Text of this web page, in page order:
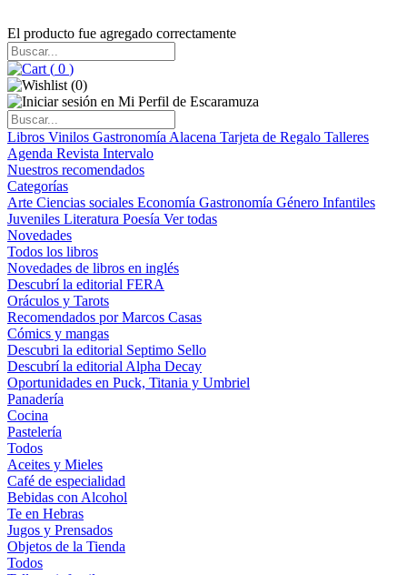
El producto fue agregado correctamente
( 0 )
(0)
Libros Vinilos Gastronomía Alacena Tarjeta de Regalo Talleres
Agenda Revista Intervalo
Nuestros recomendados
Categorías
Arte Ciencias sociales Economía Gastronomía Género Infantiles
Juveniles Literatura Poesía Ver todas
Novedades
Todos los libros
Novedades de libros en inglés
Descubrí la editorial FERA
Oráculos y Tarots
Recomendados por Marcos Casas
Cómics y mangas
Descubri la editorial Septimo Sello
Descubrí la editorial Alpha Decay
Oportunidades en Puck, Titania y Umbriel
Panadería
Cocina
Pastelería
Todos
Aceites y Mieles
Café de especialidad
Bebidas con Alcohol
Te en Hebras
Jugos y Prensados
Objetos de la Tienda
Todos